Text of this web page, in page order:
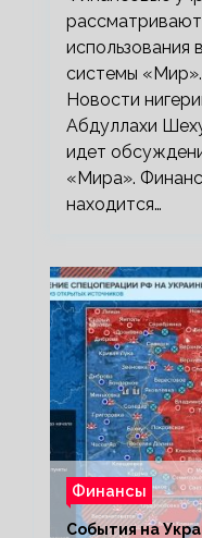
использования
системы
Новости
Абдуллахи
идет
«Мира».
находится…
Финансы
События на